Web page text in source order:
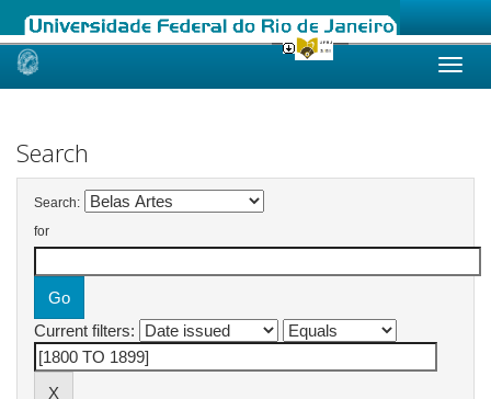
Skip
Search
Search:
for
Current filters: